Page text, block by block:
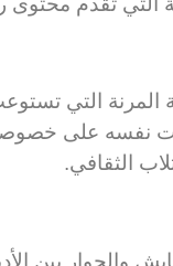
المرنة التي
نفسه على
الثقافي.
والحوار بين